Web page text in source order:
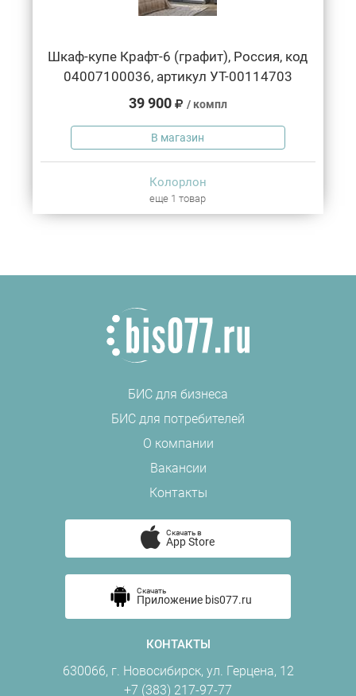
Шкаф-купе Крафт-6 (графит), Россия, код
04007100036, артикул УТ-00114703
39 900 / компл
В магазин
Колорлон
еще 1 товар
БИС для бизнеса
БИС для потребителей
О компании
Вакансии
Контакты
Скачать в
App Store
Скачать
Приложение bis077.ru
КОНТАКТЫ
630066, г. Новосибирск, ул. Герцена, 12
+7 (383) 217-97-77